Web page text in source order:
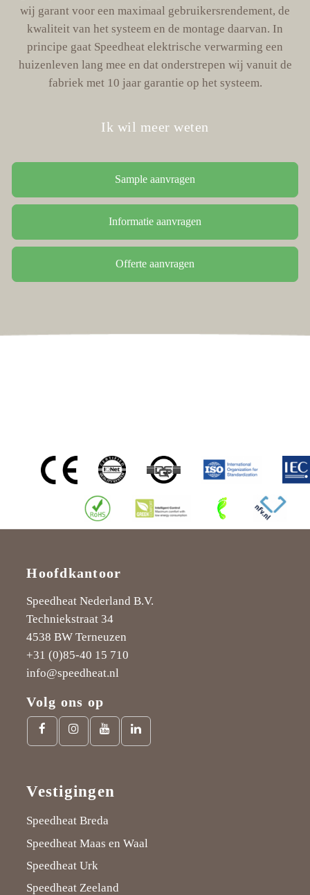
wij garant voor een maximaal gebruikersrendement, de
kwaliteit van het systeem en de montage daarvan. In
principe gaat Speedheat elektrische verwarming een
huizenleven lang mee en dat onderstrepen wij vanuit de
fabriek met 10 jaar garantie op het systeem.
Ik wil meer weten
Sample aanvragen
Informatie aanvragen
Offerte aanvragen
Hoofdkantoor
Speedheat Nederland B.V.
Techniekstraat 34
4538 BW Terneuzen
+31 (0)85-40 15 710
info@speedheat.nl
Volg ons op
FacebookInstagramYoutubeLinkedIn
Vestigingen
Speedheat Breda
Speedheat Maas en Waal
Speedheat Urk
Speedheat Zeeland